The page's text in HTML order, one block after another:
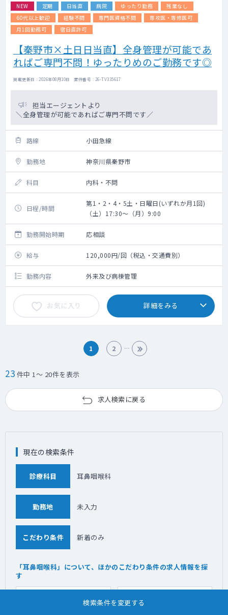
NEW 定期 日当直 病院 ゆったり勤務
残業なし
60代以上歓迎
経験不問 専門医資格不問
専攻医・専修医可
月1回勤務可
宿日直許可
【秦野市×土日日当直】全身管理が可能であ
ればご専門不問！ゆったりめのご勤務です◎
掲載更新日 : 2026年08月10日 案件番号 : 26-TV335617
担当エージェントより
＼全身管理が可能であればご専門不問です／
路線 小田急線
勤務地 神奈川県秦野市
科目 内科・不問
日程/時間
第1・2・4・5土・日曜日(いずれか月1回)
（土）17:30～（月）9:00
勤務開始時期 応相談
給与 120,000円/回（税込・交通費別）
勤務内容 外来及び病棟管理
お気に入り 詳細をみる
1 2
23 件中 1～ 20件を表示
求人検索に戻る
検索条件を変更する
現在の検索条件
診療科目 耳鼻咽喉科
勤務地 未入力
こだわり条件 新着のみ
「耳鼻咽喉科」について、ほかのこだわり条件の求人情報を探
す